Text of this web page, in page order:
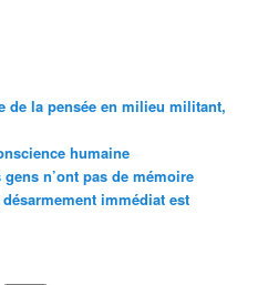
de la pensée en milieu militant,
humaine
n’ont pas de mémoire
immédiat est